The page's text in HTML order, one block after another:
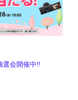
選会開催中!!